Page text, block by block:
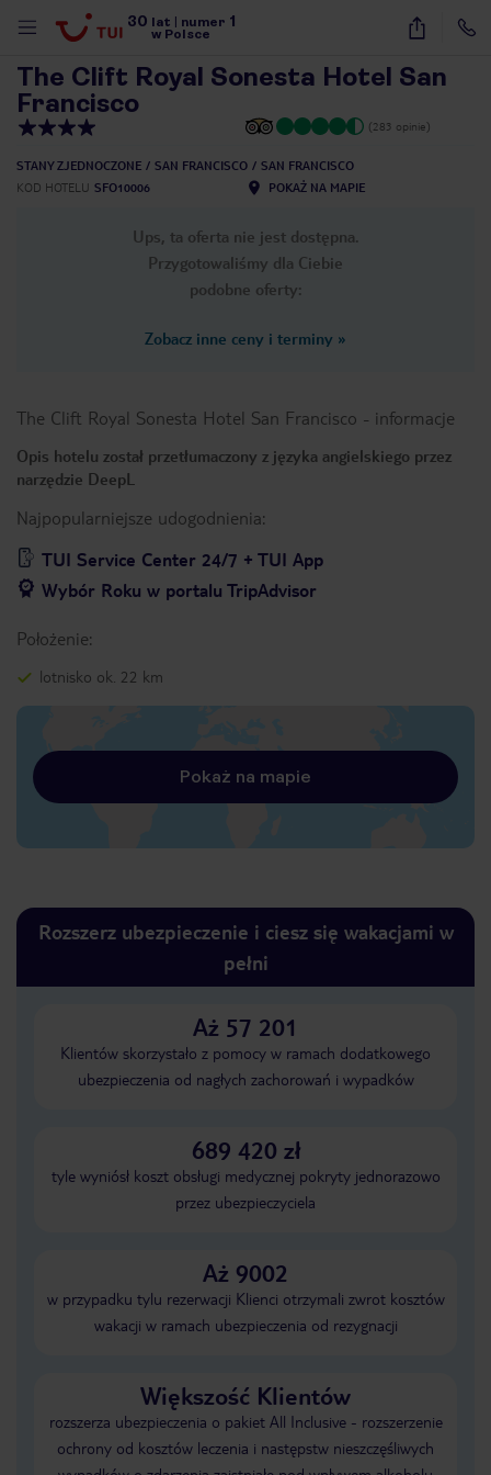
30 lat numer 1
w Polsce
26
The Clift Royal Sonesta Hotel San
Francisco
(283 opinie)
STANY ZJEDNOCZONE SAN FRANCISCO
SAN FRANCISCO
KOD HOTELU SFO10006 POKAŻ NA MAPIE
Ups, ta oferta nie jest dostępna.
Przygotowaliśmy dla Ciebie
podobne oferty:
Zobacz inne ceny i terminy »
The Clift Royal Sonesta Hotel San Francisco - informacje
Opis hotelu został przetłumaczony z języka angielskiego przez
narzędzie DeepL
Najpopularniejsze udogodnienia:
TUI Service Center 24/7 + TUI App
Wybór Roku w portalu TripAdvisor
Położenie:
lotnisko ok. 22 km
Pokaż na mapie
Rozszerz ubezpieczenie i ciesz się wakacjami w
pełni
Aż 57 201
Klientów skorzystało z pomocy w ramach dodatkowego
ubezpieczenia od nagłych zachorowań i wypadków
689 420 zł
tyle wyniósł koszt obsługi medycznej pokryty jednorazowo
przez ubezpieczyciela
Aż 9002
w przypadku tylu rezerwacji Klienci otrzymali zwrot kosztów
wakacji w ramach ubezpieczenia od rezygnacji
Większość Klientów
rozszerza ubezpieczenia o pakiet All Inclusive - rozszerzenie
ochrony od kosztów leczenia i następstw nieszczęśliwych